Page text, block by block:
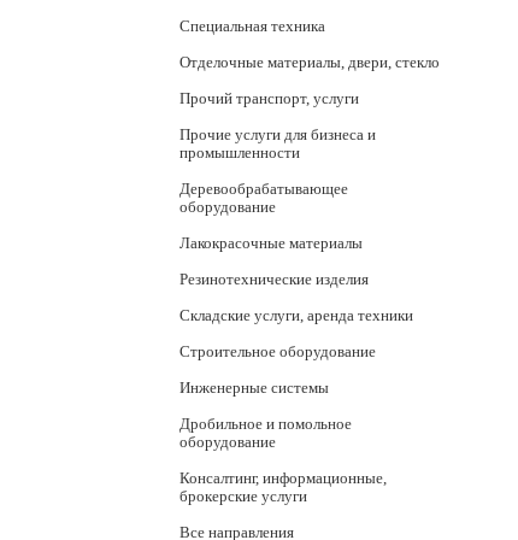
Специальная техника
Отделочные материалы, двери, стекло
Прочий транспорт, услуги
Прочие услуги для бизнеса и
промышленности
Деревообрабатывающее
оборудование
Лакокрасочные материалы
Резинотехнические изделия
Складские услуги, аренда техники
Строительное оборудование
Инженерные системы
Дробильное и помольное
оборудование
Консалтинг, информационные,
брокерские услуги
Все направления